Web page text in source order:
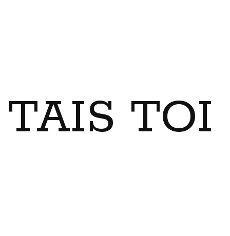
TAIS TOI